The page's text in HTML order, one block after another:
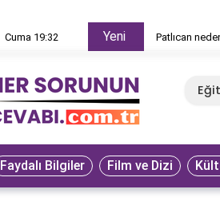
Cuma 19:32 Yeni Patlıcan
Faydalı Bilgiler Film ve Dizi